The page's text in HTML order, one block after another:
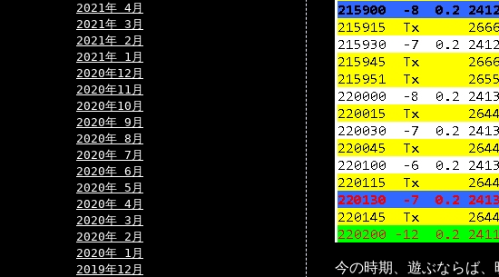
2021年 4月
2021年 3月
2021年 2月
2021年 1月
2020年12月
2020年11月
2020年10月
2020年 9月
2020年 8月
2020年 7月
2020年 6月
2020年 5月
2020年 4月
2020年 3月
2020年 2月
2020年 1月
2019年12月
今の時期、遊ぶならば、